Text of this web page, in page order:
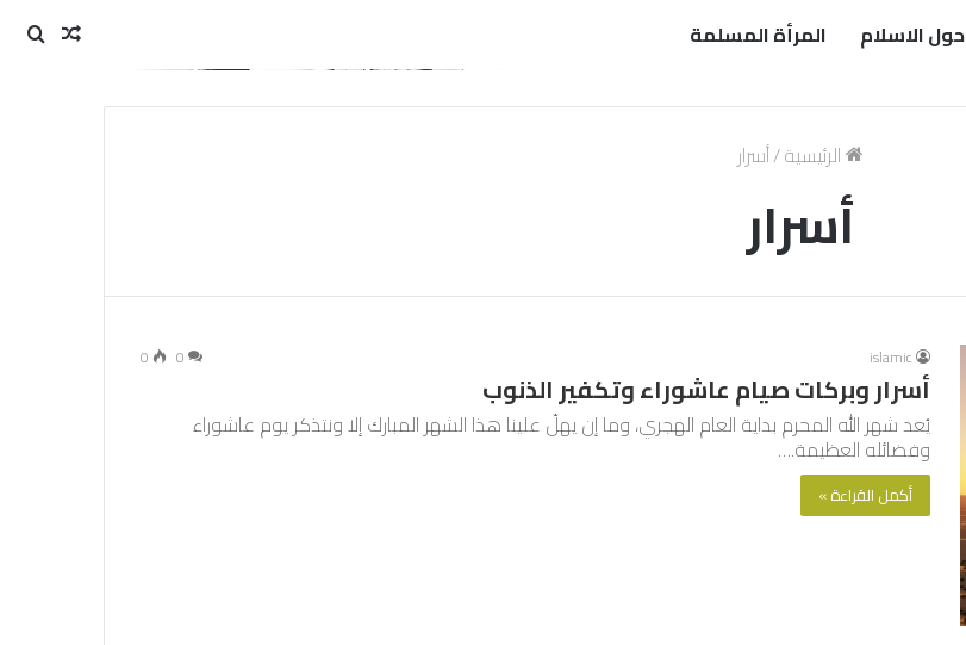
حول الاسلام المرأة المسلمة
مقال
الرئيسية/أسرار
أسرار
islamic
0
0
أسرار وبركات صيام عاشوراء وتكفير الذنوب
يُعد شهر الله المحرم بداية العام الهجري، وما إن يهلّ علينا هذا الشهر المبارك إلا ونتذكر يوم عاشوراء
وفضائله العظيمة.…
أكمل القراءة »